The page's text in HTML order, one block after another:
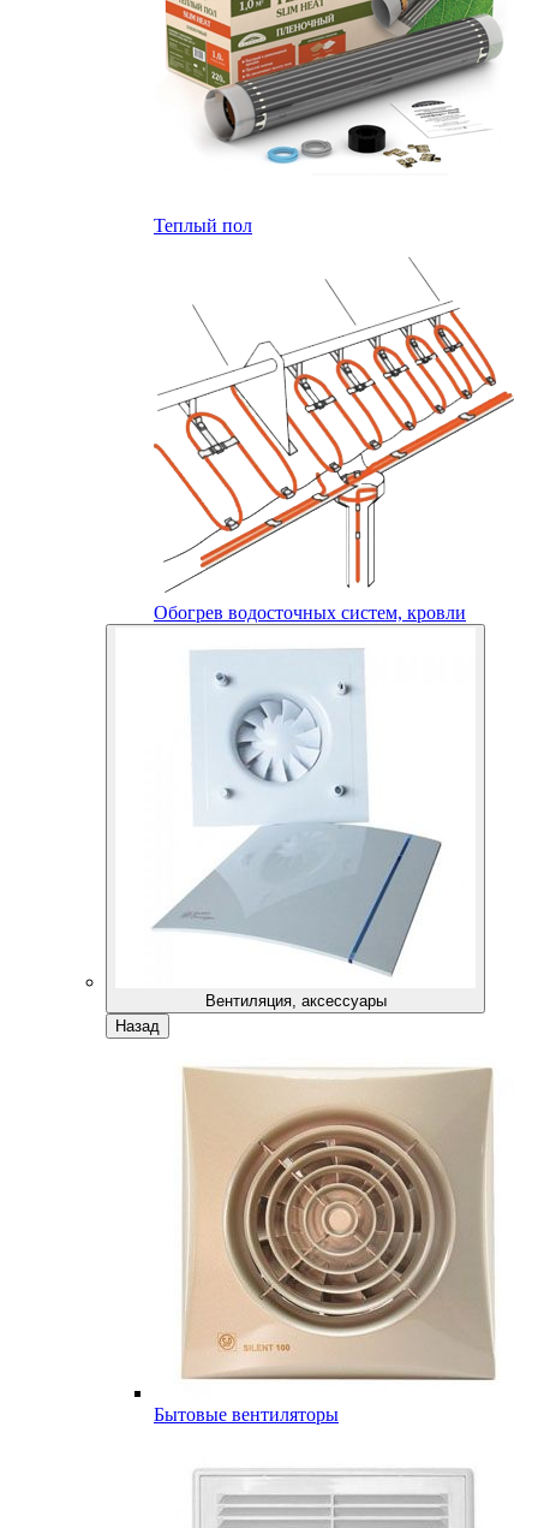
Теплый пол
Обогрев водосточных систем, кровли
Вентиляция, аксессуары
Назад
Бытовые вентиляторы